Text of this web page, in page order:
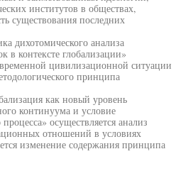
институтов в обществах,
существования последних
дихотомического анализа
в контексте глобализации»
цивилизационной ситуации
принципа
как новый уровень
континуума и условие
осуществляется анализ
отношений в условиях
изменение содержания принципа